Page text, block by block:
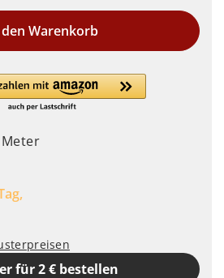
Warenkorb
für 2 € bestellen